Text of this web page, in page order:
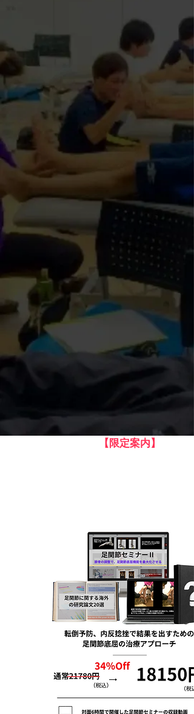
【​限定案内】